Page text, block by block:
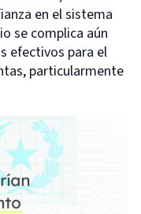
en el sistema
se complica aún
efectivos para el
particularmente